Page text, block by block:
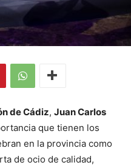
de Cádiz, Juan Carlos
que tienen los
en la provincia como
de ocio de calidad,